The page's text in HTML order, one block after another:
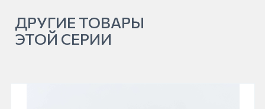
ДРУГИЕ ТОВАРЫ
ЭТОЙ СЕРИИ